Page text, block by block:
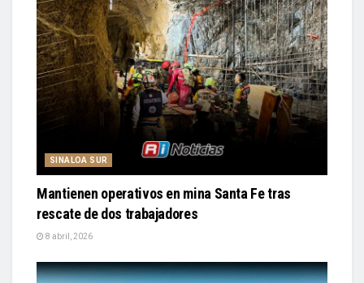
SINALOA SUR
Mantienen operativos en mina Santa Fe tras
rescate de dos trabajadores
8 abril, 2026